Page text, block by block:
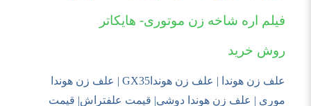
فیلم اره شاخه زن موتوری- هایکاتر
روش خرید
علف زن هوندا | علف زن هوندا GX35 | علف زن هوندا
موری | علف زن هوندا دوشی| قیمت علفتراش| قیمت